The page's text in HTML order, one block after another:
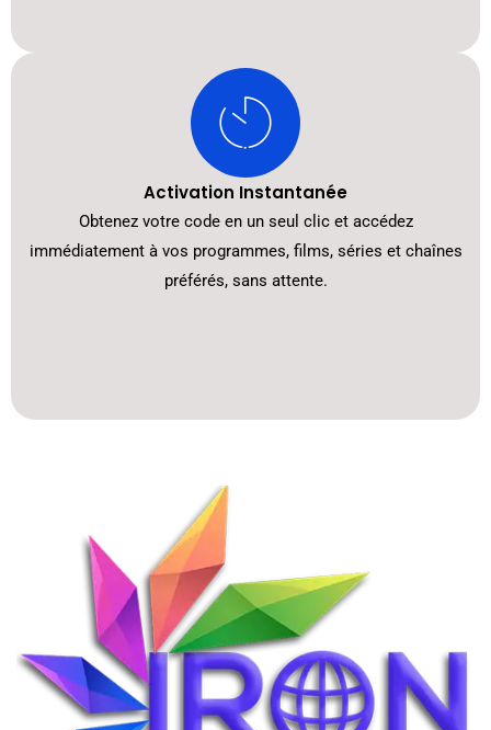
Activation Instantanée
Obtenez votre code en un seul clic et accédez
immédiatement à vos programmes, films, séries et chaînes
préférés, sans attente.